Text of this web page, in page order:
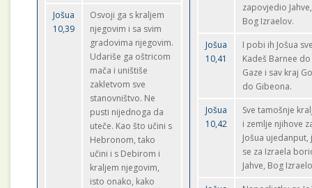
Jošua
10,39
Osvoji ga s kraljem
njegovim i sa svim
gradovima njegovim.
Udariše ga oštricom
mača i uništiše
zakletvom sve
stanovništvo. Ne
pusti nijednoga da
uteče. Kao što učini s
Hebronom, tako
učini i s Debirom i
kraljem njegovim,
isto onako, kako
zapovjedio Jahve,
Bog Izraelov.
Jošua
10,41
I pobi ih Jošua
Kadeš Barnee do
Gaze i sav kraj
do Gibeona.
Jošua
10,42
Sve tamošnje
i zemlje njihove
Jošua ujedanput,
se za Izraela
Jahve, Bog